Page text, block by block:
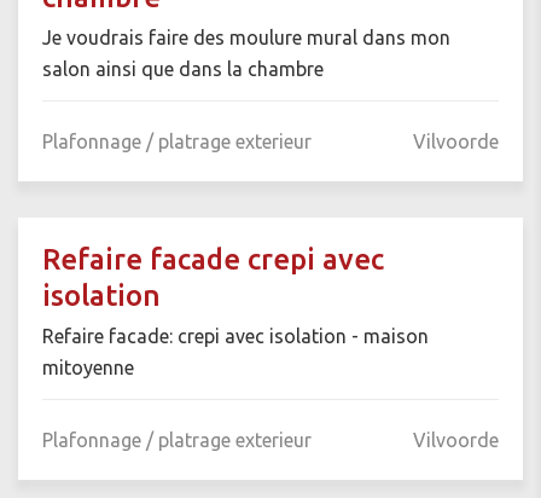
Je voudrais faire des moulure mural dans mon
salon ainsi que dans la chambre
Plafonnage / platrage exterieur Vilvoorde
Refaire facade crepi avec
isolation
Refaire facade: crepi avec isolation - maison
mitoyenne
Plafonnage / platrage exterieur Vilvoorde